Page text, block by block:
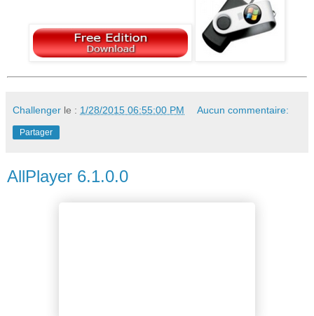
Challenger le : 1/28/2015 06:55:00 PM Aucun commentaire:
Partager
AllPlayer 6.1.0.0